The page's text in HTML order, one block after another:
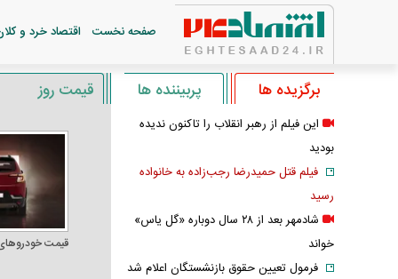
صفحه نخست اقتصاد خرد و
قیمت روز
قیمت
برگزیده ها پربیننده ها
این فیلم از رهبر انقلاب را تاکنون ندیده
بودید
فیلم قتل حمیدرضا رجب‌زاده به خانواده
رسید
شادمهر بعد از ۲۸ سال دوباره «گل یاس»
خواند
فرمول تعیین حقوق بازنشستگان اعلام شد